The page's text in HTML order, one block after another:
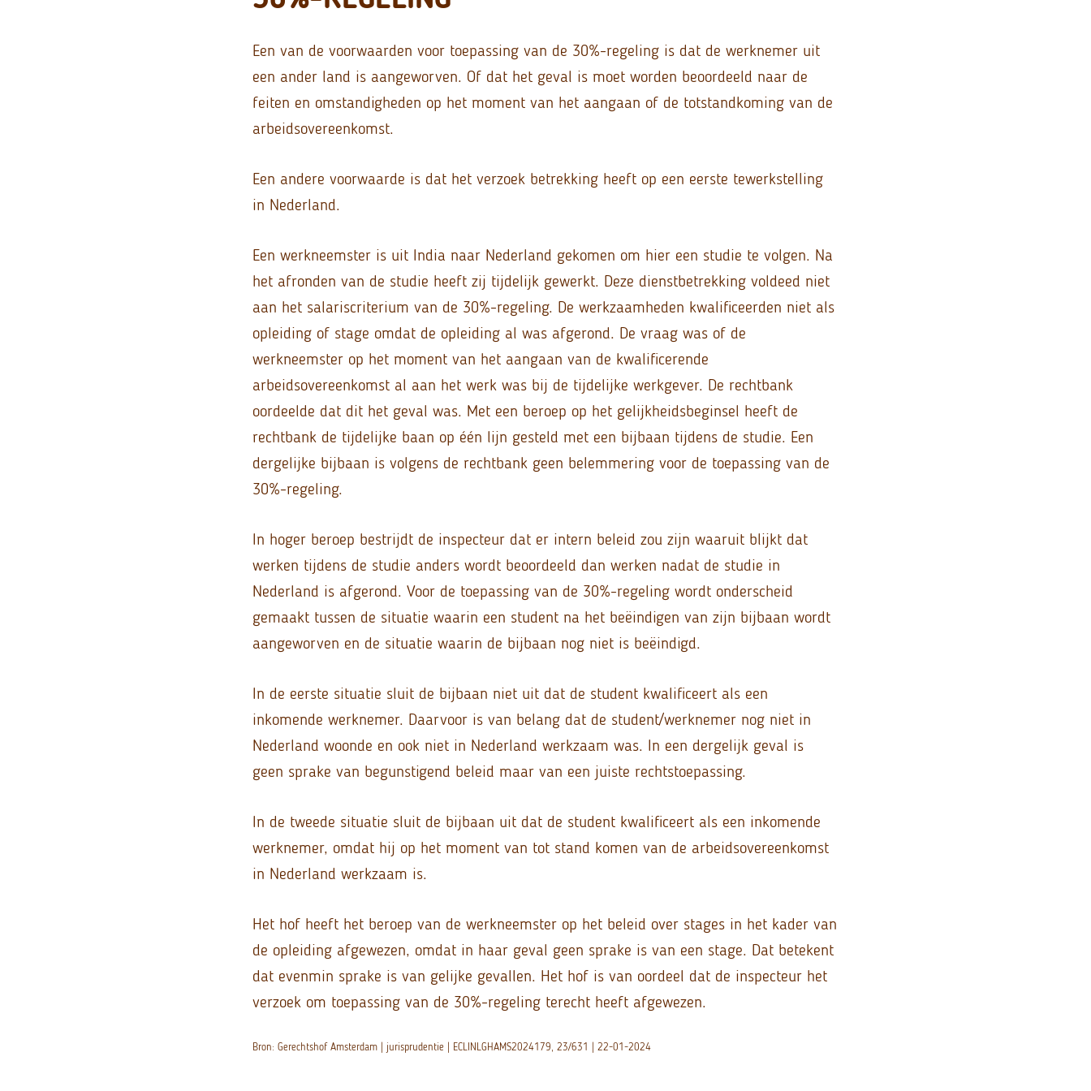
Een van de voorwaarden voor toepassing van de 30%-regeling is dat de werknemer uit
een ander land is aangeworven. Of dat het geval is moet worden beoordeeld naar de
feiten en omstandigheden op het moment van het aangaan of de totstandkoming van de
arbeidsovereenkomst.
Een andere voorwaarde is dat het verzoek betrekking heeft op een eerste tewerkstelling
in Nederland.
Een werkneemster is uit India naar Nederland gekomen om hier een studie te volgen. Na
het afronden van de studie heeft zij tijdelijk gewerkt. Deze dienstbetrekking voldeed niet
aan het salariscriterium van de 30%-regeling. De werkzaamheden kwalificeerden niet als
opleiding of stage omdat de opleiding al was afgerond. De vraag was of de
werkneemster op het moment van het aangaan van de kwalificerende
arbeidsovereenkomst al aan het werk was bij de tijdelijke werkgever. De rechtbank
oordeelde dat dit het geval was. Met een beroep op het gelijkheidsbeginsel heeft de
rechtbank de tijdelijke baan op één lijn gesteld met een bijbaan tijdens de studie. Een
dergelijke bijbaan is volgens de rechtbank geen belemmering voor de toepassing van de
30%-regeling.
In hoger beroep bestrijdt de inspecteur dat er intern beleid zou zijn waaruit blijkt dat
werken tijdens de studie anders wordt beoordeeld dan werken nadat de studie in
Nederland is afgerond. Voor de toepassing van de 30%-regeling wordt onderscheid
gemaakt tussen de situatie waarin een student na het beëindigen van zijn bijbaan wordt
aangeworven en de situatie waarin de bijbaan nog niet is beëindigd.
In de eerste situatie sluit de bijbaan niet uit dat de student kwalificeert als een
inkomende werknemer. Daarvoor is van belang dat de student/werknemer nog niet in
Nederland woonde en ook niet in Nederland werkzaam was. In een dergelijk geval is
geen sprake van begunstigend beleid maar van een juiste rechtstoepassing.
In de tweede situatie sluit de bijbaan uit dat de student kwalificeert als een inkomende
werknemer, omdat hij op het moment van tot stand komen van de arbeidsovereenkomst
in Nederland werkzaam is.
Het hof heeft het beroep van de werkneemster op het beleid over stages in het kader van
de opleiding afgewezen, omdat in haar geval geen sprake is van een stage. Dat betekent
dat evenmin sprake is van gelijke gevallen. Het hof is van oordeel dat de inspecteur het
verzoek om toepassing van de 30%-regeling terecht heeft afgewezen.
Bron: Gerechtshof Amsterdam | jurisprudentie | ECLINLGHAMS2024179, 23/631 | 22-01-2024